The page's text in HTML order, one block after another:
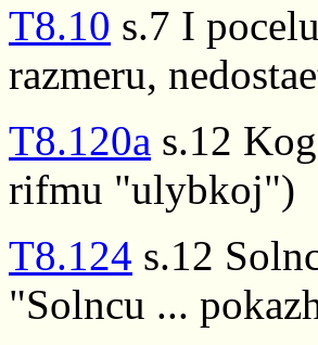
T8.10 s.7 I
razmeru,
T8.120a s.12
rifmu "ulybkoj")
T8.124 s.12
"Solncu ...